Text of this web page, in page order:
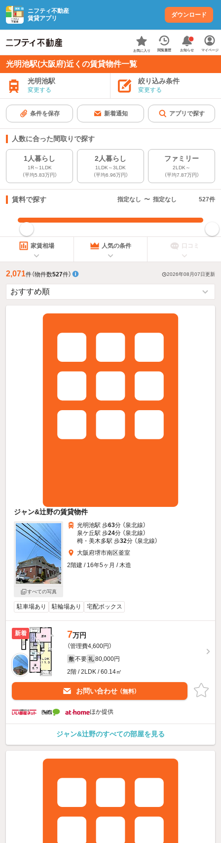
ニフティ不動産
賃貸アプリ
ダウンロード
お気に入り 閲覧履歴 お知らせ マイページ
光明池駅(大阪府)近くの賃貸物件一覧
光明池駅
変更する
絞り込み条件
変更する
条件を保存 新着通知 アプリで探す
人数に合った間取りで探す
1人暮らし
1R～1LDK
（平均5.83万円）
2人暮らし
1LDK～3LDK
（平均6.96万円）
ファミリー
2LDK～
（平均7.87万円）
賃料で探す 指定なし 〜 指定なし 527件
指定した賃料で絞り込む
家賃相場 人気の条件 口コミ
2,071件（物件数527件） 2026年08月07日更新
ジャン&辻野の賃貸物件
すべての写真
光明池駅 歩63分 （泉北線）
泉ケ丘駅 歩24分 （泉北線）
栂・美木多駅 歩32分 （泉北線）
大阪府堺市南区釜室
2階建 / 16年5ヶ月 / 木造
駐車場あり 駐輪場あり 宅配ボックス
新着 7万円
（管理費4,600円）
敷 不要 礼 80,000円
2階 / 2LDK / 60.14㎡
お問い合わせ （無料）
ほか提供
ジャン&辻野のすべての部屋を見る